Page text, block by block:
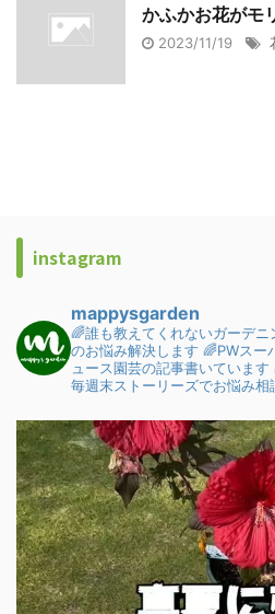
かふかお花がモ
2023/11/19
instagram
mappysgarden
🌈誰も教えてくれないガーデニ
のお悩み解決します 🌈PWスー
ュース園芸の記事書いています
毎週末ストーリーズでお悩み相